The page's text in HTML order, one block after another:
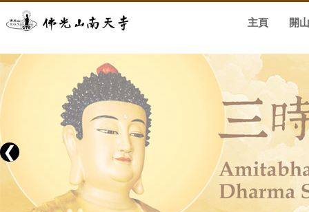
主頁 開
❮